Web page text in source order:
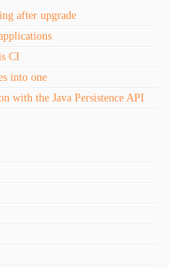
after upgrade
CI
into one
with the Java Persistence API